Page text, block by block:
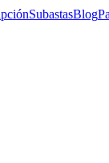
SubastasBlog